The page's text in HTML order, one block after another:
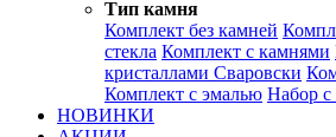
Тип камня
Комплект без камней
стекла Комплект с камнями
кристаллами Сваровски
Комплект с эмалью Набор
НОВИНКИ